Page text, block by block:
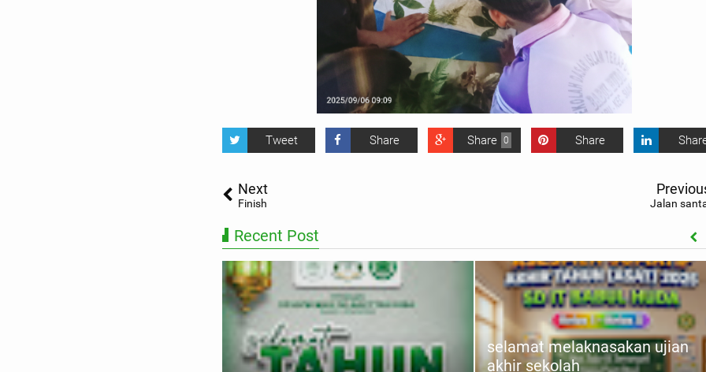
Tweet Share 0
Share Share
Next
Finish Jalan
Recent Post
selamat melaknasakan ujian
akhir sekolah